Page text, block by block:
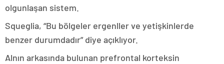
olgunlaşan sistem.
Squeglia, “Bu bölgeler ergenller ve yetişkinlerde
benzer durumdadır” diye açıklıyor.
Alnın arkasında bulunan prefrontal korteksin